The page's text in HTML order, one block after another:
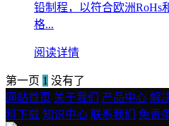
铅制程，以符合欧洲RoHs
格...
阅读详情
第一页 1 没有了
网站首页 关于我们 产品中心 解
料下载 知识中心 联系我们 免责